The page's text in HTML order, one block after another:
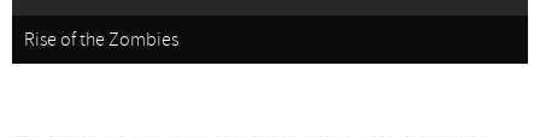
Rise of the Zombies